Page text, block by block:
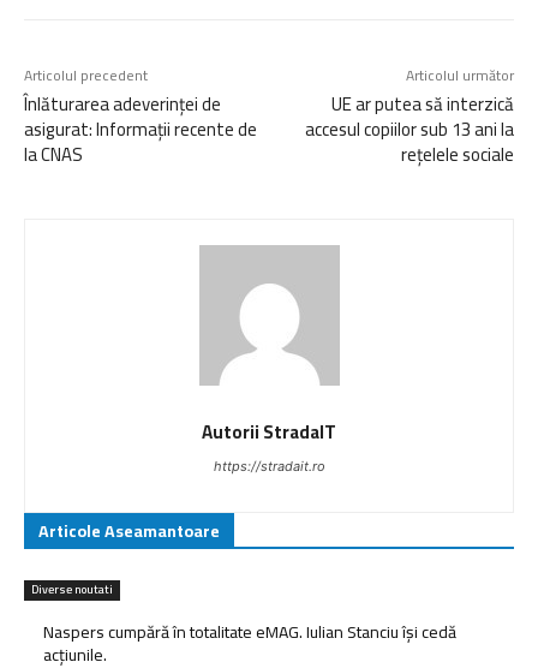
Articolul precedent
Înlăturarea adeverinței de
asigurat: Informații recente de
la CNAS
Articolul următor
UE ar putea să interzică
accesul copiilor sub 13 ani la
rețelele sociale
Autorii StradaIT
https://stradait.ro
Articole Aseamantoare
Diverse noutati
Naspers cumpără în totalitate eMAG. Iulian Stanciu își cedă
acțiunile.